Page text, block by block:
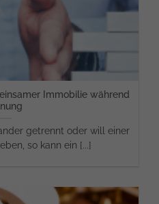
Immobilie während
getrennt oder will einer
so kann ein [...]